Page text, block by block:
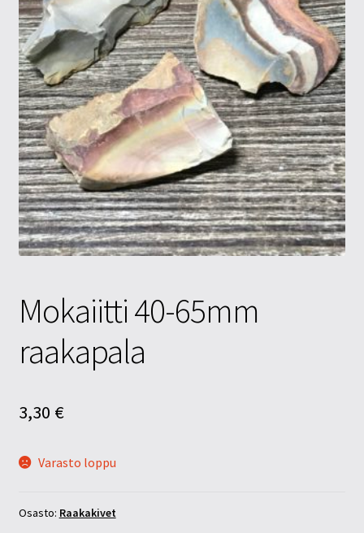
Tietosuojaseloste
Tuotteet
Yritysinfo
Mokaiitti 40-65mm
raakapala
3,30 €
Varasto loppu
Osasto: Raakakivet